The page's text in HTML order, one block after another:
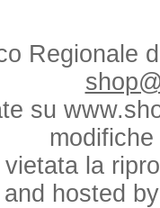
Regionale
su
vietata la
and hosted